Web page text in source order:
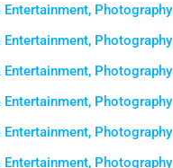
Entertainment, Photography
Entertainment, Photography
Entertainment, Photography
Entertainment, Photography
Entertainment, Photography
Entertainment, Photography